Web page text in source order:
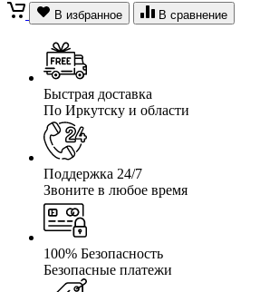
В избранное В сравнение
Быстрая доставка
По Иркутску и области
Поддержка 24/7
Звоните в любое время
100% Безопасность
Безопасные платежи